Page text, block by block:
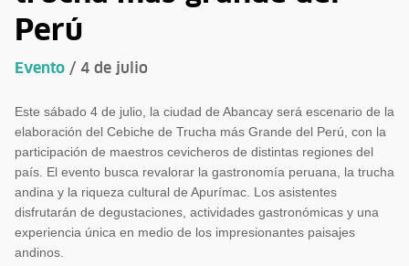
Perú
Evento / 4 de julio
Este sábado 4 de julio, la ciudad de Abancay será escenario de la
elaboración del Cebiche de Trucha más Grande del Perú, con la
participación de maestros cevicheros de distintas regiones del
país. El evento busca revalorar la gastronomía peruana, la trucha
andina y la riqueza cultural de Apurímac. Los asistentes
disfrutarán de degustaciones, actividades gastronómicas y una
experiencia única en medio de los impresionantes paisajes
andinos.